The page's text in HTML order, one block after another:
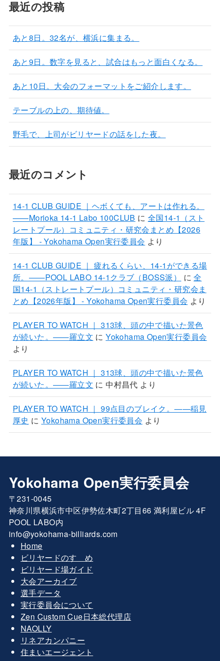
最近の投稿
あと8日。32名が、横浜に集まる。
あと9日。数字を見ると、試合はもっと面白くなる。
あと10日。大会のフォーマットをご紹介します。
テーブルの上の、期待値。
野毛で、上司がビリヤードの話をした夜。
最近のコメント
14-1 CLUB GUIDE ｜ヘボくても、アートは作れる。
——Morioka 14-1 Labo 100CLUB に 全国14-1（スト
レートプール）コミュニティ・研究会まとめ【2026
年版】 - Yokohama Open実行委員会 より
14-1 CLUB GUIDE ｜ 疲れるくらい、14-1ができる場
所。——POOL LABO 14-1クラブ（BOSS派）
に全
国14-1（ストレートプール）コミュニティ・研究会ま
とめ【2026年版】 - Yokohama Open実行委員会 より
PLAYER TO WATCH ｜ 313球、頭の中で描いた景色
が続いた。——羅立文 にYokohama Open実行委員会
より
PLAYER TO WATCH ｜ 313球、頭の中で描いた景色
が続いた。——羅立文 に 中村昌代 より
PLAYER TO WATCH ｜ 99点目のブレイク。——稲見
厚史 に Yokohama Open実行委員会 より
Yokohama Open実行委員会
〒231-0045
神奈川県横浜市中区伊勢佐木町2丁目66 満利屋ビル 4F
POOL LABO内
info@yokohama-billiards.com
Home
ビリヤードのすゝめ
ビリヤード場ガイド
大会アーカイブ
選手データ
実行委員会について
Zen Custom Cue日本総代理店
NAOLLY
リネアカンパニー
住まいエージェント